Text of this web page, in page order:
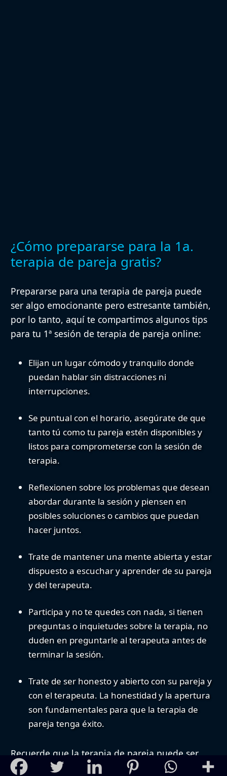
¿Cómo prepararse para la 1a.
terapia de pareja gratis?
Prepararse para una terapia de pareja puede
ser algo emocionante pero estresante también,
por lo tanto, aquí te compartimos algunos tips
para tu 1ª sesión de terapia de pareja online:
Elijan un lugar cómodo y tranquilo donde
puedan hablar sin distracciones ni
interrupciones.
Se puntual con el horario, asegúrate de que
tanto tú como tu pareja estén disponibles y
listos para comprometerse con la sesión de
terapia.
Reflexionen sobre los problemas que desean
abordar durante la sesión y piensen en
posibles soluciones o cambios que puedan
hacer juntos.
Trate de mantener una mente abierta y estar
dispuesto a escuchar y aprender de su pareja
y del terapeuta.
Participa y no te quedes con nada, si tienen
preguntas o inquietudes sobre la terapia, no
duden en preguntarle al terapeuta antes de
terminar la sesión.
Trate de ser honesto y abierto con su pareja y
con el terapeuta. La honestidad y la apertura
son fundamentales para que la terapia de
pareja tenga éxito.
Recuerde que la terapia de pareja puede ser
una herramienta poderosa para mejorar su